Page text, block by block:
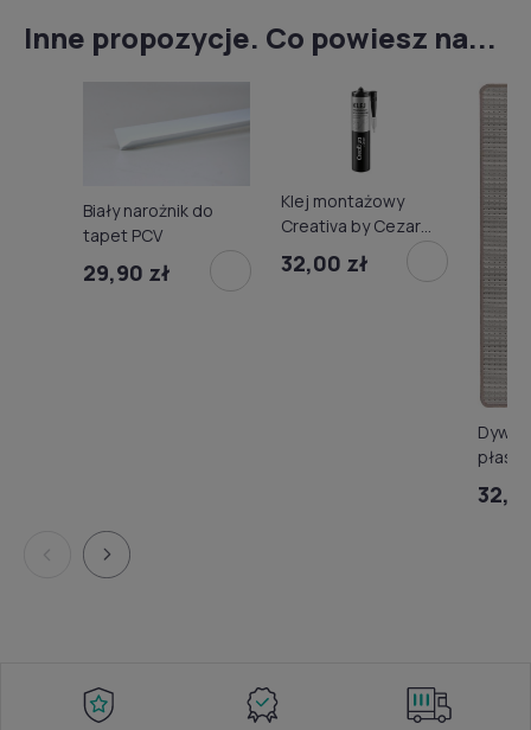
Inne propozycje. Co powiesz na...
Biały narożnik do
tapet PCV
29,90 zł
Klej montażowy
Creativa by Cezar
kartusz 300ml
32,00 zł